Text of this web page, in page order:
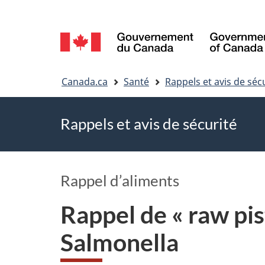
Sélection
de
la
Canada.ca Santé Rappels et avis de
Rappels et avis de sécurité
Rappel d’aliments
Rappel de « raw
Salmonella